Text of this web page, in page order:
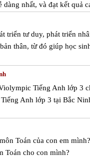
nhất, và đạt kết quả
triển tư duy, phát triển
thân, từ đó giúp học
Tiếng Anh lớp 3
Anh lớp 3 tại Bắc
Toán của con em mình?
Toán cho con mình?